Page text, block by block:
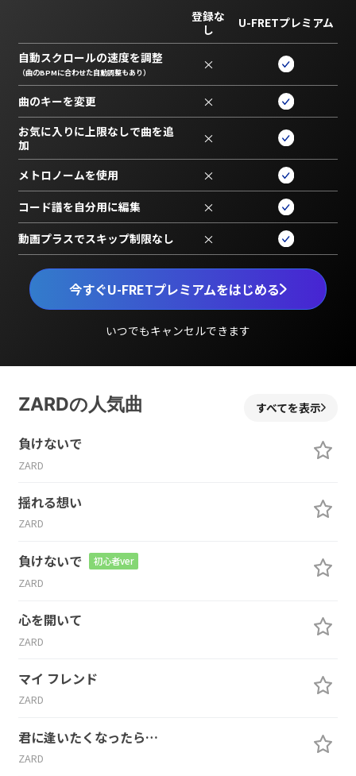
今すぐU-FRETプレミアムをはじめる
いつでもキャンセルできます
登録な
し
U-FRETプレミアム
自動スクロールの速度を調整
（曲のBPMに合わせた自動調整もあり） ×
曲のキーを変更 ×
お気に入りに上限なしで曲を追
加
×
メトロノームを使用 ×
コード譜を自分用に編集 ×
動画プラスでスキップ制限なし ×
ZARDの人気曲 すべてを表示
負けないで
ZARD
揺れる想い
ZARD
負けないで 初心者ver
ZARD
心を開いて
ZARD
マイ フレンド
ZARD
君に逢いたくなったら…
ZARD